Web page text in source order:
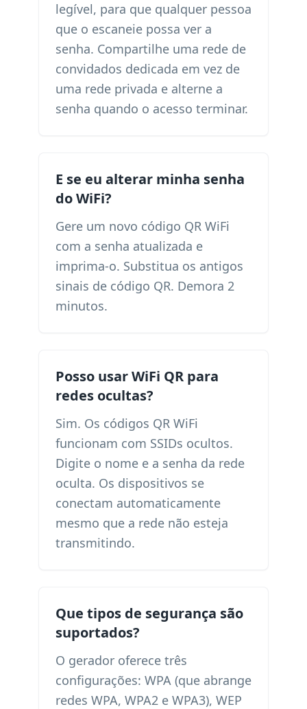
legível, para que qualquer pessoa
que o escaneie possa ver a
senha. Compartilhe uma rede de
convidados dedicada em vez de
uma rede privada e alterne a
senha quando o acesso terminar.
E se eu alterar minha senha
do WiFi?
Gere um novo código QR WiFi
com a senha atualizada e
imprima-o. Substitua os antigos
sinais de código QR. Demora 2
minutos.
Posso usar WiFi QR para
redes ocultas?
Sim. Os códigos QR WiFi
funcionam com SSIDs ocultos.
Digite o nome e a senha da rede
oculta. Os dispositivos se
conectam automaticamente
mesmo que a rede não esteja
transmitindo.
Que tipos de segurança são
suportados?
O gerador oferece três
configurações: WPA (que abrange
redes WPA, WPA2 e WPA3), WEP